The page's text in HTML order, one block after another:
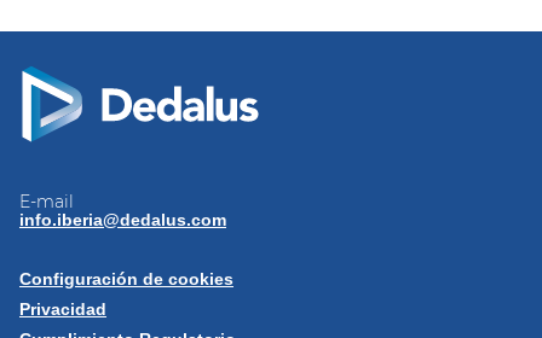
E-mail
info.iberia@dedalus.com
Configuración de cookies
Privacidad